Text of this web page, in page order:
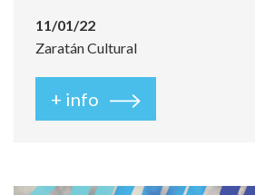
11/01/22
Zaratán Cultural
+ info